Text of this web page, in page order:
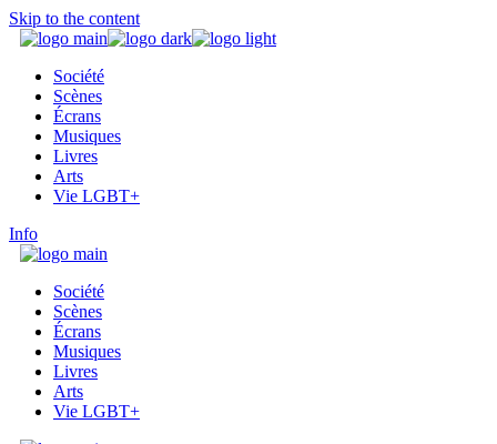
Skip to the content
Société
Scènes
Écrans
Musiques
Livres
Arts
Vie LGBT+
Info
Société
Scènes
Écrans
Musiques
Livres
Arts
Vie LGBT+